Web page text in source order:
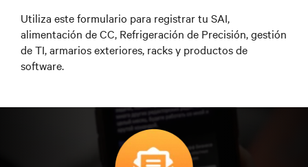
Utiliza este formulario para registrar tu SAI,
alimentación de CC, Refrigeración de Precisión, gestión
de TI, armarios exteriores, racks y productos de
software.